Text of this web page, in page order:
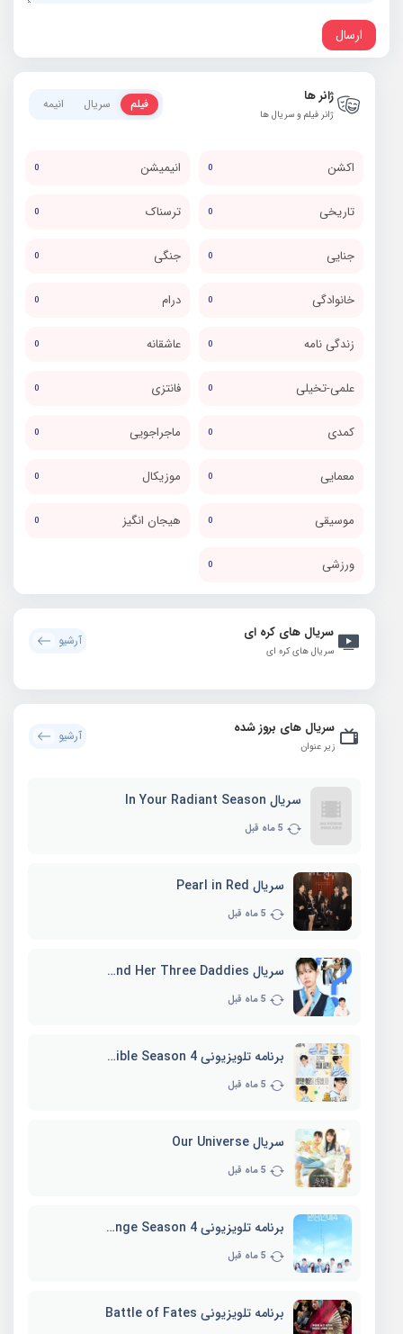
ژانر ها
ژانر فیلم و سریال ها
فیلم سریال انیمه
اکشن 0 انیمیشن 0
تاریخی 0 ترسناک 0
جنایی 0 جنگی 0
خانوادگی 0 درام 0
زندگی نامه 0 عاشقانه 0
علمی-تخیلی 0 فانتزی 0
کمدی 0 ماجراجویی 0
معمایی 0 موزیکال 0
موسیقی 0 هیجان انگیز 0
ورزشی 0
سریال های کره ای
سریال های کره ای
آرشیو
سریال های بروز شده
زیر عنوان
آرشیو
سریال In Your Radiant Season
5 ماه قبل
سریال Pearl in Red
5 ماه قبل
سریال Marie and Her Three Daddies
5 ماه قبل
برنامه تلویزیونی Whenever Possible Season 4
5 ماه قبل
سریال Our Universe
5 ماه قبل
برنامه تلویزیونی EXchange Season 4
5 ماه قبل
برنامه تلویزیونی Battle of Fates